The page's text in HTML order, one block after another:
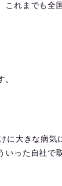
これまでも全
。
に大きな病気
いった自社で